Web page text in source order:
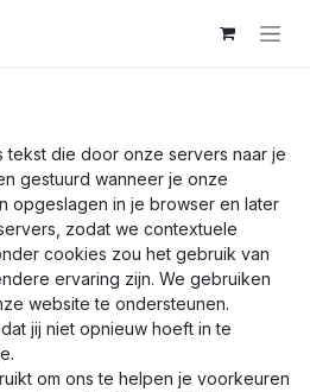
tekst die door onze servers naar je
gestuurd wanneer je onze
opgeslagen in je browser en later
zodat we contextuele
cookies zou het gebruik van
ervaring zijn. We gebruiken
website te ondersteunen.
jij niet opnieuw hoeft in te
om ons te helpen je voorkeuren